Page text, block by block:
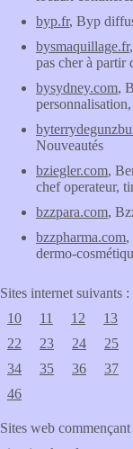
byp.fr, Byp
bysmaquillage.fr
pas cher à partir
bysydney.com,
Nouveautés
bziegler.com,
chef operateur,
bzzpara.com,
bzzpharma.com,
dermo-
Sites internet suivants :
10
11 12 13
22
23 24 25
34
35 36 37
46
Sites web commençant